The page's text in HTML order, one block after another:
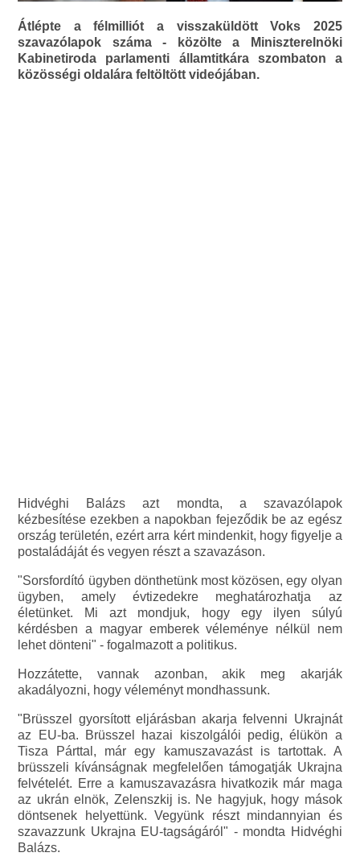
Átlépte a félmilliót a visszaküldött Voks 2025
szavazólapok száma - közölte a Miniszterelnöki
Kabinetiroda parlamenti államtitkára szombaton a
közösségi oldalára feltöltött videójában.
Hidvéghi Balázs azt mondta, a szavazólapok
kézbesítése ezekben a napokban fejeződik be az egész
ország területén, ezért arra kért mindenkit, hogy figyelje a
postaládáját és vegyen részt a szavazáson.
"Sorsfordító ügyben dönthetünk most közösen, egy olyan
ügyben, amely évtizedekre meghatározhatja az
életünket. Mi azt mondjuk, hogy egy ilyen súlyú
kérdésben a magyar emberek véleménye nélkül nem
lehet dönteni" - fogalmazott a politikus.
Hozzátette, vannak azonban, akik meg akarják
akadályozni, hogy véleményt mondhassunk.
"Brüsszel gyorsított eljárásban akarja felvenni Ukrajnát
az EU-ba. Brüsszel hazai kiszolgálói pedig, élükön a
Tisza Párttal, már egy kamuszavazást is tartottak. A
brüsszeli kívánságnak megfelelően támogatják Ukrajna
felvételét. Erre a kamuszavazásra hivatkozik már maga
az ukrán elnök, Zelenszkij is. Ne hagyjuk, hogy mások
döntsenek helyettünk. Vegyünk részt mindannyian és
szavazzunk Ukrajna EU-tagságáról" - mondta Hidvéghi
Balázs.